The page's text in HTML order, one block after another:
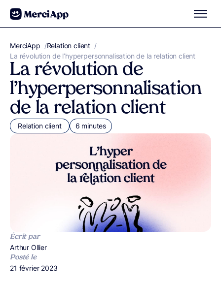
Aller au contenu
MerciApp correcteur orthographe
/Relation client /
La révolution de l’hyperpersonnalisation de la relation client
La révolution de
l’hyperpersonnalisation
de la relation client
Relation client 6 minutes
Écrit par
Publié par
Arthur Ollier
Posté le
Publié le
21 février 2023